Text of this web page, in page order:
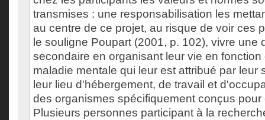
transmises : une responsabilisation les
au centre de ce projet, au risque de voir ces
le souligne Poupart (2001, p. 102), vivre une
secondaire en organisant leur vie en fonction
maladie mentale qui leur est attribué par leur
leur lieu d'hébergement, de travail et
des organismes spécifiquement conçus pour
Plusieurs personnes participant à la